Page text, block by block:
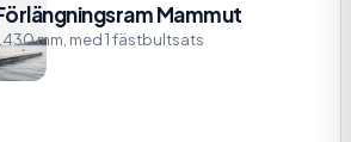
Mammut
mm, med 1 fästbultsats